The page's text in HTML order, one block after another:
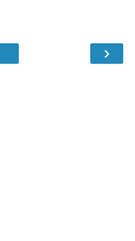
›